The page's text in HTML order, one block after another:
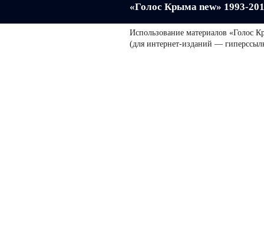
«Голос Крыма new» 1993-
Использование материалов «Голос
(для интернет-изданий —